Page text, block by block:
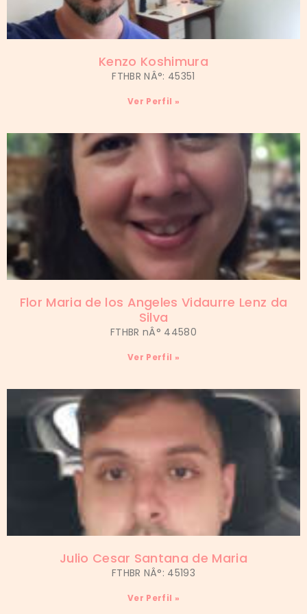
Kenzo Koshimura
FTHBR NÂ°: 45351
Ver Perfil »
Flor Maria de los Angeles Vidaurre Lenz da
Silva
FTHBR nÂ° 44580
Ver Perfil »
Julio Cesar Santana de Maria
FTHBR NÂ°: 45193
Ver Perfil »